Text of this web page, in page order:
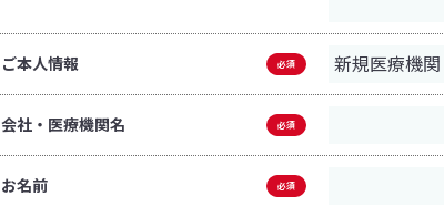
ご本人情報 必須
会社・医療機関名 必須
お名前 必須